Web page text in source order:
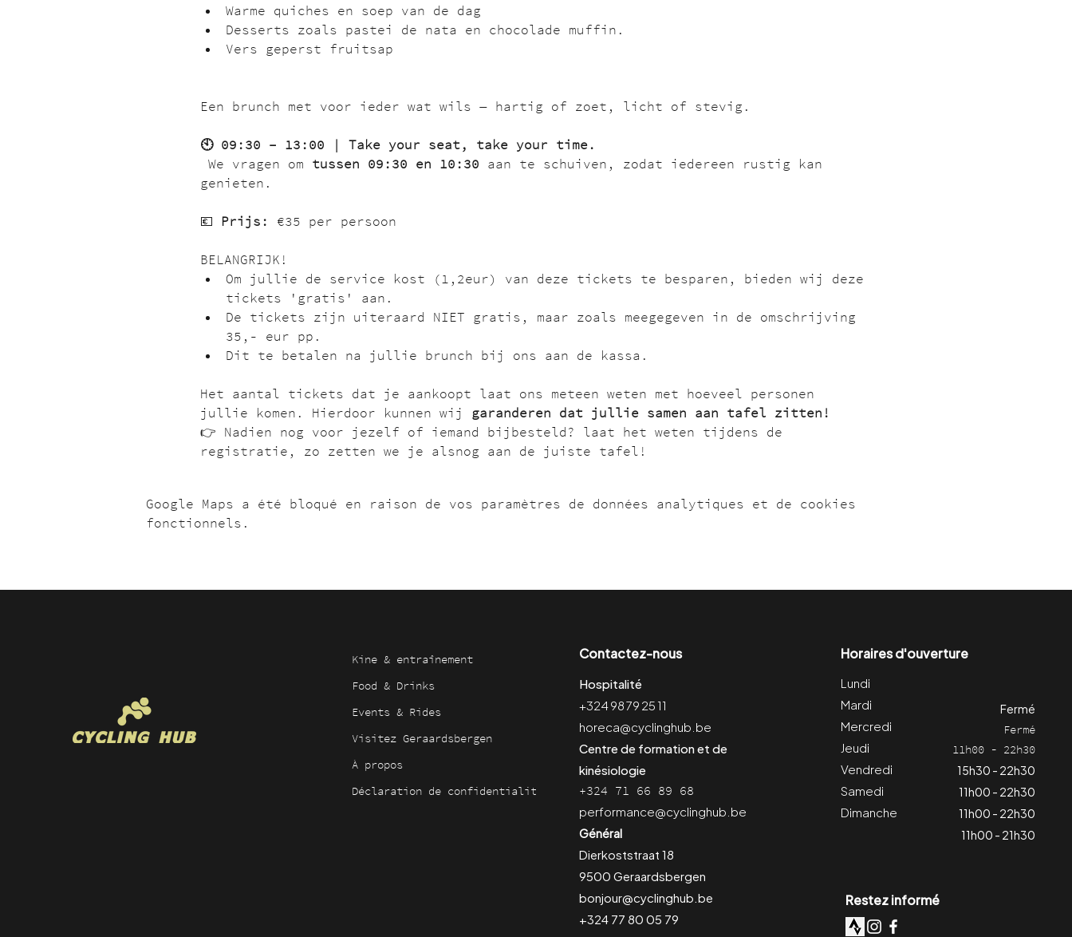
Warme quiches en soep van de dag
Desserts zoals pastei de nata en chocolade muffin.
Vers geperst fruitsap
Een brunch met voor ieder wat wils — hartig of zoet, licht of stevig.
🕙 09:30 – 13:00 | Take your seat, take your time.
We vragen om tussen 09:30 en 10:30 aan te schuiven, zodat iedereen rustig kan
genieten.
💶 Prijs: €35 per persoon
BELANGRIJK!
Om jullie de service kost (1,2eur) van deze tickets te besparen, bieden wij deze
tickets 'gratis' aan.
De tickets zijn uiteraard NIET gratis, maar zoals meegegeven in de omschrijving
35,- eur pp.
Dit te betalen na jullie brunch bij ons aan de kassa.
Het aantal tickets dat je aankoopt laat ons meteen weten met hoeveel personen
jullie komen. Hierdoor kunnen wij garanderen dat jullie samen aan tafel zitten!
👉 Nadien nog voor jezelf of iemand bijbesteld? laat het weten tijdens de
registratie, zo zetten we je alsnog aan de juiste tafel!
Google Maps a été bloqué en raison de vos paramètres de données analytiques et de cookies
fonctionnels.
Kine & entraînement
Food & Drinks
Events & Rides
Visitez Geraardsbergen
À propos
Déclaration de confidentialité
Contactez-nous
Hospitalité
+324 98 79 25 11
horeca@cyclinghub.be
Centre de formation et de
kinésiologie
+324 71 66 89 68
performance@cyclinghub.be
Général
Dierkoststraat 18
9500 Geraardsbergen
bonjour@cyclinghub.be
+324 77 80 05 79
Horaires d'ouverture
Fermé
Fermé
11h00 - 22h30
15h30 - 22h30
11h00 - 22h30
11h00 - 22h30
11h00 - 21h30
Lundi
Mardi
Mercredi
Jeudi
Vendredi
Samedi
Dimanche
Restez informé